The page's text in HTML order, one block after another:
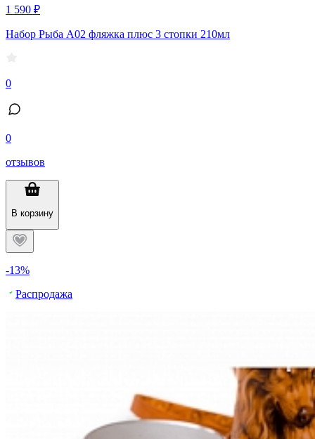
1 590 ₽
Набор Рыба А02 фляжка плюс 3 стопки 210мл
0
0
отзывов
В корзину
-13%
Распродажа